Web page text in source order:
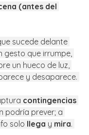
(antes del
sucede delante
gesto que irrumpe,
un hueco de luz,
y desaparece.
contingencias
podría prever; a
solo llega y mira.